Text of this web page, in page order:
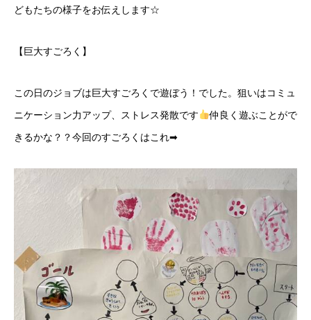
どもたちの様子をお伝えします☆
【巨大すごろく】
この日のジョブは巨大すごろくで遊ぼう！でした。狙いはコミュ
ニケーション力アップ、ストレス発散です 仲良く遊ぶことがで
きるかな？？今回のすごろくはこれ➡